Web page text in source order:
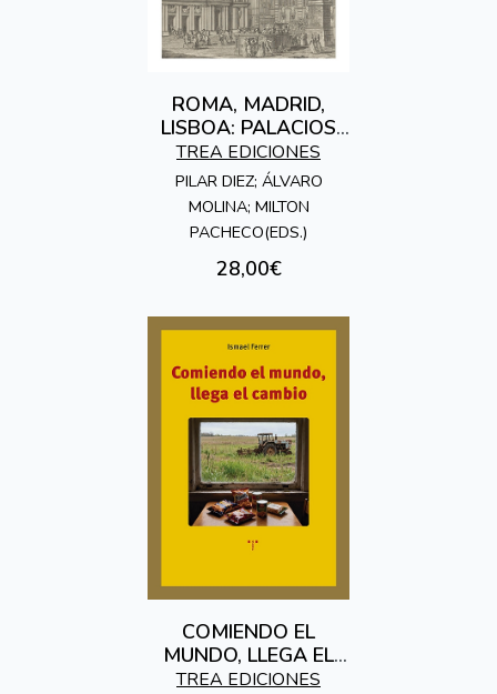
ROMA, MADRID,
LISBOA: PALACIOS
EN ALQUILER
TREA EDICIONES
PILAR DIEZ; ÁLVARO
MOLINA; MILTON
PACHECO(EDS.)
28,00€
COMIENDO EL
MUNDO, LLEGA EL
CAMBIO
TREA EDICIONES